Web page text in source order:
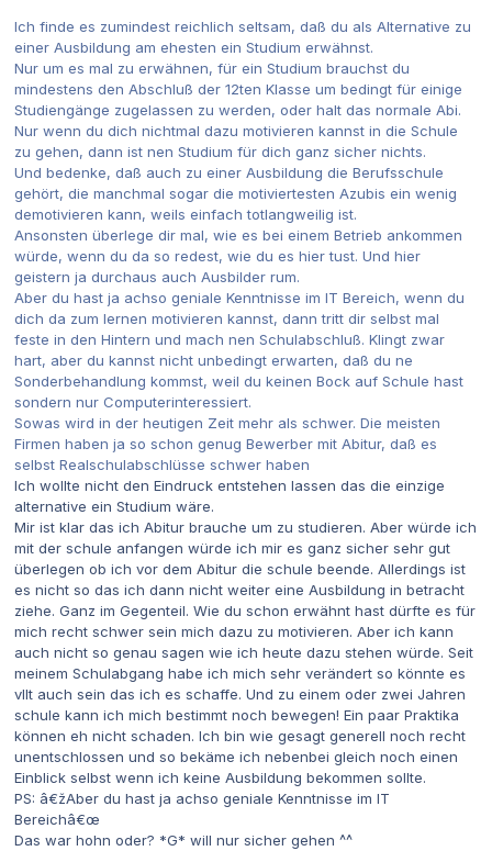
Ich finde es zumindest reichlich seltsam, daß du als Alternative zu
einer Ausbildung am ehesten ein Studium erwähnst.
Nur um es mal zu erwähnen, für ein Studium brauchst du
mindestens den Abschluß der 12ten Klasse um bedingt für einige
Studiengänge zugelassen zu werden, oder halt das normale Abi.
Nur wenn du dich nichtmal dazu motivieren kannst in die Schule
zu gehen, dann ist nen Studium für dich ganz sicher nichts.
Und bedenke, daß auch zu einer Ausbildung die Berufsschule
gehört, die manchmal sogar die motiviertesten Azubis ein wenig
demotivieren kann, weils einfach totlangweilig ist.
Ansonsten überlege dir mal, wie es bei einem Betrieb ankommen
würde, wenn du da so redest, wie du es hier tust. Und hier
geistern ja durchaus auch Ausbilder rum.
Aber du hast ja achso geniale Kenntnisse im IT Bereich, wenn du
dich da zum lernen motivieren kannst, dann tritt dir selbst mal
feste in den Hintern und mach nen Schulabschluß. Klingt zwar
hart, aber du kannst nicht unbedingt erwarten, daß du ne
Sonderbehandlung kommst, weil du keinen Bock auf Schule hast
sondern nur Computerinteressiert.
Sowas wird in der heutigen Zeit mehr als schwer. Die meisten
Firmen haben ja so schon genug Bewerber mit Abitur, daß es
selbst Realschulabschlüsse schwer haben
Ich wollte nicht den Eindruck entstehen lassen das die einzige
alternative ein Studium wäre.
Mir ist klar das ich Abitur brauche um zu studieren. Aber würde ich
mit der schule anfangen würde ich mir es ganz sicher sehr gut
überlegen ob ich vor dem Abitur die schule beende. Allerdings ist
es nicht so das ich dann nicht weiter eine Ausbildung in betracht
ziehe. Ganz im Gegenteil. Wie du schon erwähnt hast dürfte es für
mich recht schwer sein mich dazu zu motivieren. Aber ich kann
auch nicht so genau sagen wie ich heute dazu stehen würde. Seit
meinem Schulabgang habe ich mich sehr verändert so könnte es
vllt auch sein das ich es schaffe. Und zu einem oder zwei Jahren
schule kann ich mich bestimmt noch bewegen! Ein paar Praktika
können eh nicht schaden. Ich bin wie gesagt generell noch recht
unentschlossen und so bekäme ich nebenbei gleich noch einen
Einblick selbst wenn ich keine Ausbildung bekommen sollte.
PS: â€žAber du hast ja achso geniale Kenntnisse im IT
Bereichâ€œ
Das war hohn oder? *G* will nur sicher gehen ^^